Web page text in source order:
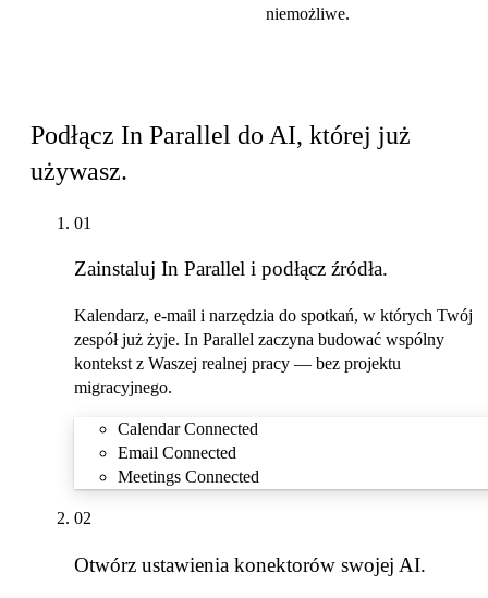
niemożliwe.
Podłącz In Parallel do AI, której już
używasz.
01
Zainstaluj In Parallel i podłącz źródła.
Kalendarz, e-mail i narzędzia do spotkań, w których Twój
zespół już żyje. In Parallel zaczyna budować wspólny
kontekst z Waszej realnej pracy — bez projektu
migracyjnego.
Calendar Connected
Email Connected
Meetings Connected
02
Otwórz ustawienia konektorów swojej AI.